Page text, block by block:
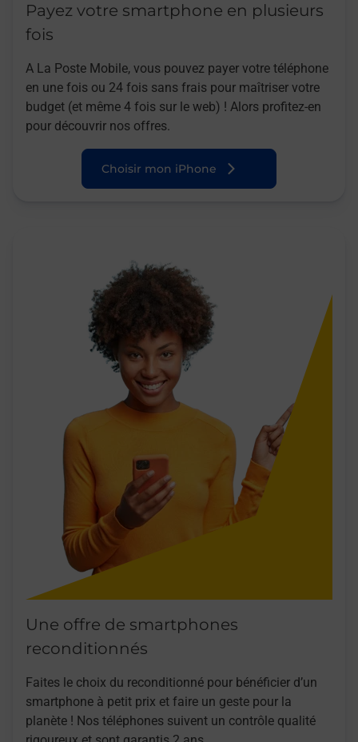
Payez votre smartphone en plusieurs
fois
A La Poste Mobile, vous pouvez payer votre téléphone
en une fois ou 24 fois sans frais pour maîtriser votre
budget (et même 4 fois sur le web) ! Alors profitez-en
pour découvrir nos offres.
Choisir mon iPhone
Une offre de smartphones
reconditionnés
Faites le choix du reconditionné pour bénéficier d’un
smartphone à petit prix et faire un geste pour la
planète ! Nos téléphones suivent un contrôle qualité